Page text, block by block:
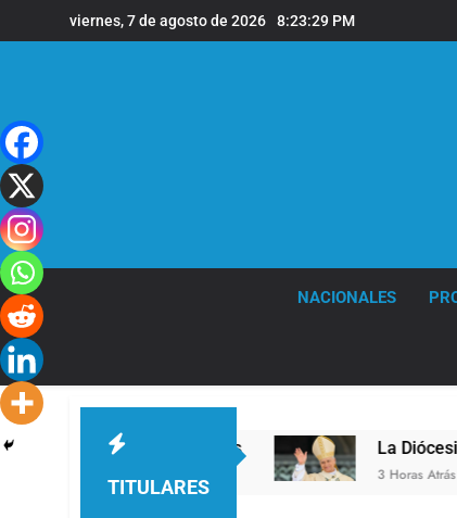
al
viernes, 7 de agosto de 2026 8:23:30 PM
NACIONALES
TITULARES
de Quilmes La Diócesis de Quilmes
3 Horas Atrás